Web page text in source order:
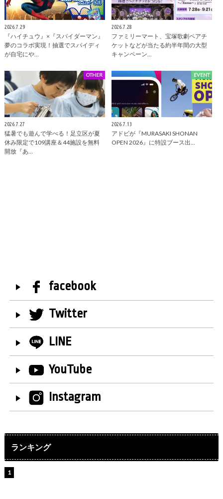
2026.7.29
『ハイチュウ』×『スパイダーマン』
夢のコラボ実現！抽選でスパイディ
が自宅にや…
2026.7.28
ファミリーマート、宝塚歌劇ペアチ
ケットなどが当たる約半年間の大型
キャンペーン…
OTHER
2026.7.27
猛暑でも遊んで学べる！足立区が夏
休み限定で109講座＆44施設を無料
開放『あ…
EVENT
2026.7.13
アドビが『MURASAKI SHONAN
OPEN 2026』に特設ブース出…
facebook
Twitter
LINE
YouTube
Instagram
ランキング